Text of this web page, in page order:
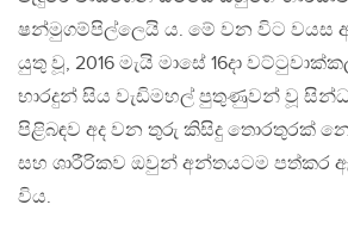
ෂන්මුගම්පිල්ලෙයි ය. මේ වන විට වයස
යුතු වූ, 2016 මැයි මාසේ 16දා
භාරදුන් සිය වැඩිමහල් පුතුණුවන් වූ
පිළිබඳව අද වන තුරු කිසිදු තොරතුරක්
සහ ශාරීරිකව ඔවුන් අන්තයටම පත්කර
විය.